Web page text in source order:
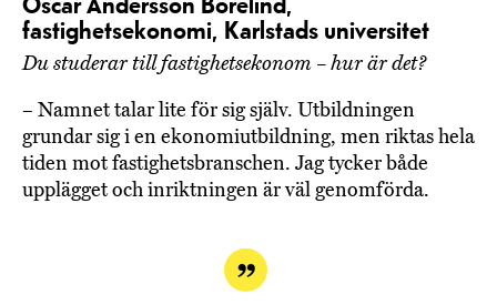
Oscar Andersson Borelind,
fastighetsekonomi, Karlstads universitet
Du studerar till fastighetsekonom – hur är det?
– Namnet talar lite för sig själv. Utbildningen
grundar sig i en ekonomiutbildning, men riktas hela
tiden mot fastighetsbranschen. Jag tycker både
upplägget och inriktningen är väl genomförda.